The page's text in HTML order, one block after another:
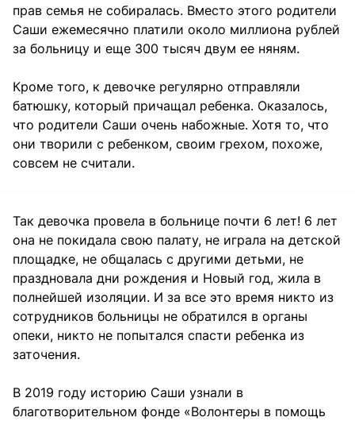
прав семья не собиралась. Вместо этого родители
Саши ежемесячно платили около миллиона рублей
за больницу и еще 300 тысяч двум ее няням.
Кроме того, к девочке регулярно отправляли
батюшку, который причащал ребенка. Оказалось,
что родители Саши очень набожные. Хотя то, что
они творили с ребенком, своим грехом, похоже,
совсем не считали.
Так девочка провела в больнице почти 6 лет! 6 лет
она не покидала свою палату, не играла на детской
площадке, не общалась с другими детьми, не
праздновала дни рождения и Новый год, жила в
полнейшей изоляции. И за все это время никто из
сотрудников больницы не обратился в органы
опеки, никто не попытался спасти ребенка из
заточения.
В 2019 году историю Саши узнали в
благотворительном фонде «Волонтеры в помощь